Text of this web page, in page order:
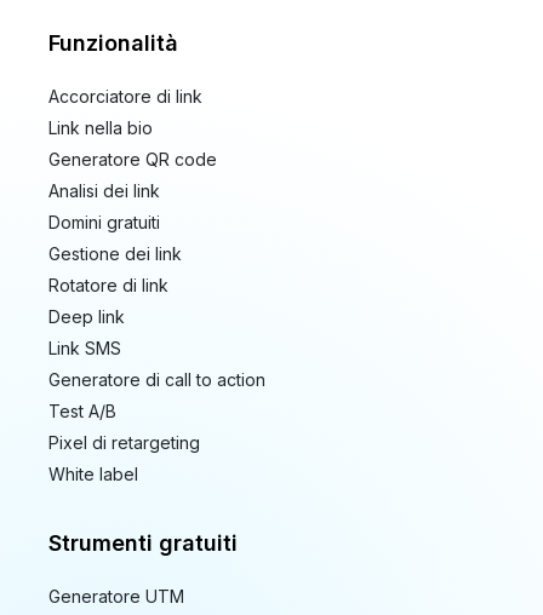
Funzionalità
Accorciatore di link
Link nella bio
Generatore QR code
Analisi dei link
Domini gratuiti
Gestione dei link
Rotatore di link
Deep link
Link SMS
Generatore di call to action
Test A/B
Pixel di retargeting
White label
Strumenti gratuiti
Generatore UTM